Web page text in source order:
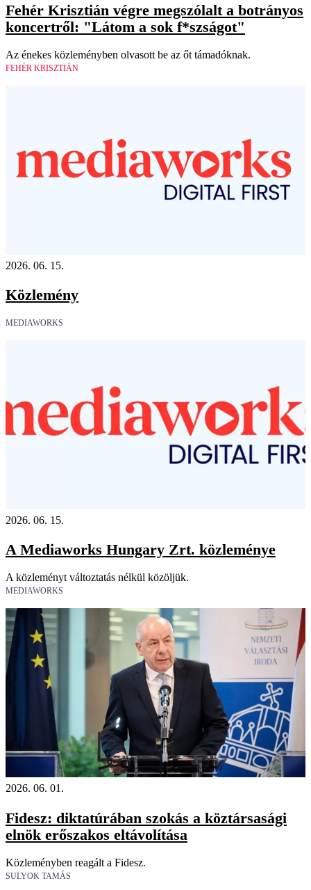
Fehér Krisztián végre megszólalt a botrányos
koncertről: "Látom a sok f*szságot"
Az énekes közleményben olvasott be az őt támadóknak.
FEHÉR KRISZTIÁN
2026. 06. 15.
Közlemény
MEDIAWORKS
2026. 06. 15.
A Mediaworks Hungary Zrt. közleménye
A közleményt változtatás nélkül közöljük.
MEDIAWORKS
2026. 06. 01.
Fidesz: diktatúrában szokás a köztársasági
elnök erőszakos eltávolítása
Közleményben reagált a Fidesz.
SULYOK TAMÁS